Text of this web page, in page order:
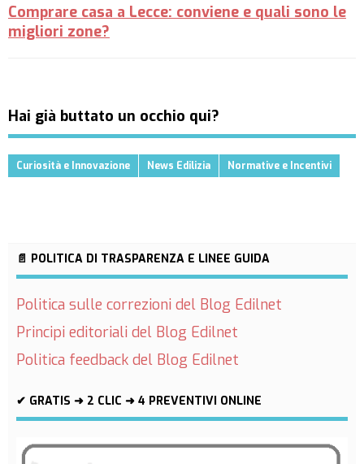
Comprare casa a Lecce: conviene e quali sono le
migliori zone?
Hai già buttato un occhio qui?
Curiosità e Innovazione News Edilizia Normative e Incentivi
📄 POLITICA DI TRASPARENZA E LINEE GUIDA
Politica sulle correzioni del Blog Edilnet
Principi editoriali del Blog Edilnet
Politica feedback del Blog Edilnet
✔ GRATIS ➜ 2 CLIC ➜ 4 PREVENTIVI ONLINE